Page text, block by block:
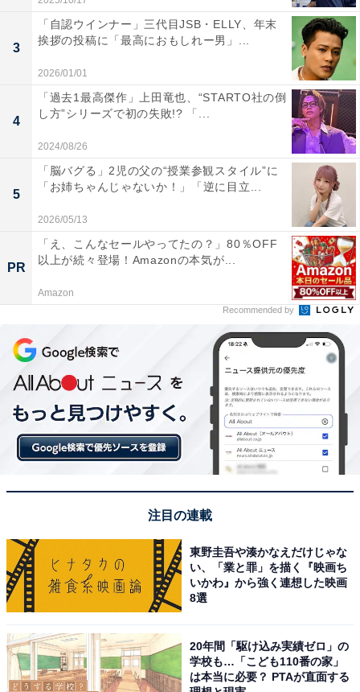
3
「自認ウインナー」三代目JSB・ELLY、年末
挨拶の投稿に「最高におもしれー男」...
2026/01/01
4
「過去1最高傑作」上田竜也、“STARTO社の倒
し方”シリーズで初の失敗!? 「...
2024/08/26
5
「脳バグる」2児の父の“授業参観スタイル”に
「お姉ちゃんじゃないか！」「逆に目立...
2026/05/13
PR
「え、こんなセールやってたの？」80％OFF
以上が続々登場！Amazonの本気が...
Amazon
Recommended by
注目の連載
東野圭吾や湊かなえだけじゃな
い、「業と罪」を描く『映画ち
いかわ』から強く連想した映画
8選
20年間「駆け込み実績ゼロ」の
学校も…「こども110番の家」
は本当に必要？ PTAが直面する